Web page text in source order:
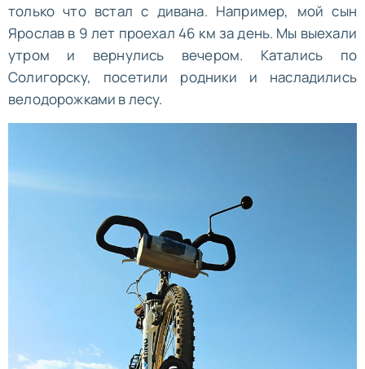
только что встал с дивана. Например, мой сын
Ярослав в 9 лет проехал 46 км за день. Мы выехали
утром и вернулись вечером. Катались по
Солигорску, посетили родники и насладились
велодорожками в лесу.